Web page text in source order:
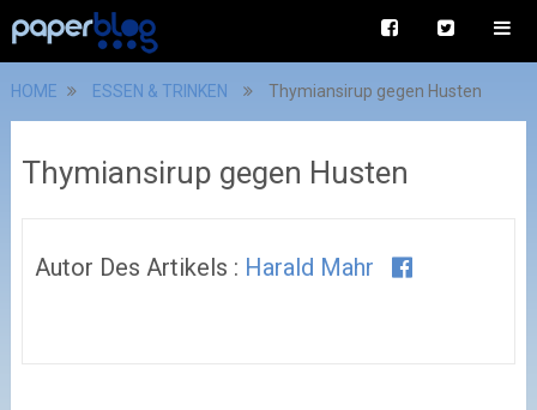
HOME ESSEN & TRINKEN Thymiansirup gegen Husten
Thymiansirup gegen Husten
Autor Des Artikels : Harald Mahr